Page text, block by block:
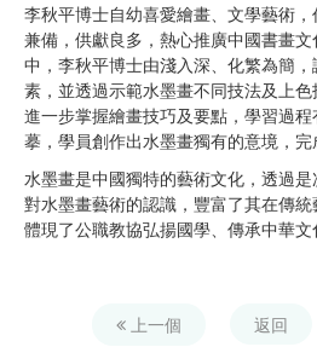
李秋平博士自幼喜愛繪畫、文學藝術
兼備，供獻良多，熱心推廣中國書畫
中，李秋平博士由淺入深、化繁為簡
素，並透過示範水墨畫不同技法及上
進一步掌握繪畫技巧及要點，學習過
摹，學員創作出水墨畫獨有的意境，完
水墨畫是中國獨特的藝術文化，透過
對水墨畫藝術的認識，豐富了其在傳
體現了公職教協弘揚國學、傳承中華文
上一個 返回